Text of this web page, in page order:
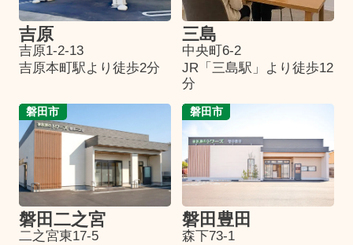
吉原
吉原1-2-13
吉原本町駅より徒歩2分
三島
中央町6-2
JR「三島駅」より徒歩12
分
磐田市
磐田二之宮
二之宮東17-5
磐田市
磐田豊田
森下73-1